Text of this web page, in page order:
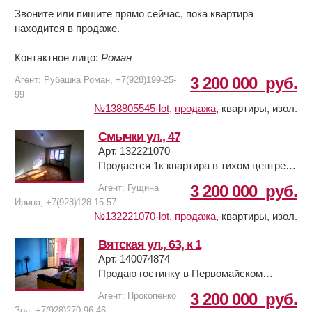
Звоните или пишите прямо сейчас, пока квартира
находится в продаже.
Контактное лицо: Роман
3 200 000 руб.
Агент: Рубашка Роман, +7(928)199-25-
99
№138805545-lot, продажа, квартиры, изол.
Смычки ул., 47
Арт. 132221070
Продается 1к квартира в тихом центре
Администрации, в крепком кирпичном
доме, квартира полностью подходит под
ваш ремонт, где можно воплотить все
самые смелые идеи дизайна, отличное
месторасположение, в шаговой
доступности находится уютный сквер
"Мира", магазины, Магнит, Пятерочка,
небольшой продуктовый рынок, лицей
3 200 000 руб.
Агент: Гущина
Ирина, +7(928)128-15-57
№132221070-lot, продажа, квартиры, изол.
Вятская ул., 63, к 1
Арт. 140074874
Продаю гостинку в Первомайском
32м2, балкон застеклен, сан.техника
3 200 000 руб.
Агент: Прокопенко